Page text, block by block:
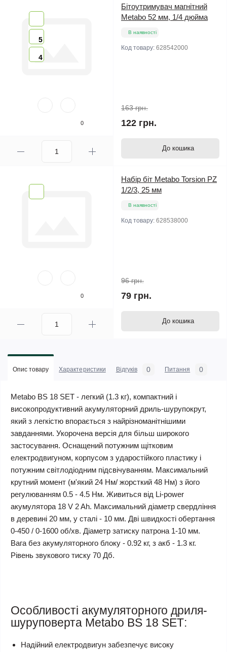
5
4
0
Бітоутримувач магнітний
Metabo 52 мм, 1/4 дюйма
В наявності
Код товару: 628542000
163 грн.
122 грн.
До кошика
0
Набір біт Metabo Torsion PZ
1/2/3, 25 мм
В наявності
Код товару: 628538000
96 грн.
79 грн.
До кошика
Опис товару Характеристики Відгуків 0 Питання 0
Metabo BS 18 SET - легкий (1.3 кг), компактний і
високопродуктивний акумуляторний дриль-шурупокрут,
який з легкістю впорається з найрізноманітнішими
завданнями. Укорочена версія для більш широкого
застосування. Оснащений потужним щітковим
електродвигуном, корпусом з ударостійкого пластику і
потужним світлодіодним підсвічуванням. Максимальний
крутний момент (м'який 24 Нм/ жорсткий 48 Нм) з його
регулюванням 0.5 - 4.5 Нм. Живиться від Li-power
акумулятора 18 V 2 Ah. Максимальний діаметр свердління
в деревині 20 мм, у сталі - 10 мм. Дві швидкості обертання
0-450 / 0-1600 об/хв. Діаметр затиску патрона 1-10 мм.
Вага без акумуляторного блоку - 0.92 кг, з акб - 1.3 кг.
Рівень звукового тиску 70 Дб.
Особливості акумуляторного дриля-
шуруповерта Metabo BS 18 SЕТ:
Надійний електродвигун забезпечує високу